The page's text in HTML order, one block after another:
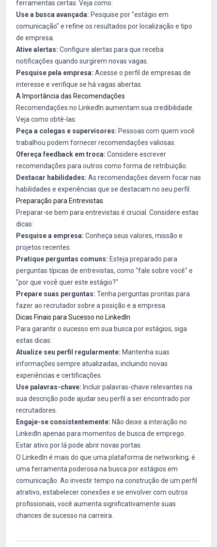
ferramentas certas. Veja como:
Use a busca avançada: Pesquise por "estágio em
comunicação" e refine os resultados por localização e tipo
de empresa.
Ative alertas: Configure alertas para que receba
notificações quando surgirem novas vagas.
Pesquise pela empresa: Acesse o perfil de empresas de
interesse e verifique se há vagas abertas.
A Importância das Recomendações
Recomendações no LinkedIn aumentam sua credibilidade.
Veja como obtê-las:
Peça a colegas e supervisores: Pessoas com quem você
trabalhou podem fornecer recomendações valiosas.
Ofereça feedback em troca: Considere escrever
recomendações para outros como forma de retribuição.
Destacar habilidades: As recomendações devem focar nas
habilidades e experiências que se destacam no seu perfil.
Preparação para Entrevistas
Preparar-se bem para entrevistas é crucial. Considere estas
dicas:
Pesquise a empresa: Conheça seus valores, missão e
projetos recentes.
Pratique perguntas comuns: Esteja preparado para
perguntas típicas de entrevistas, como "fale sobre você" e
"por que você quer este estágio?"
Prepare suas perguntas: Tenha perguntas prontas para
fazer ao recrutador sobre a posição e a empresa.
Dicas Finais para Sucesso no LinkedIn
Para garantir o sucesso em sua busca por estágios, siga
estas dicas:
Atualize seu perfil regularmente: Mantenha suas
informações sempre atualizadas, incluindo novas
experiências e certificações.
Use palavras-chave: Incluir palavras-chave relevantes na
sua descrição pode ajudar seu perfil a ser encontrado por
recrutadores.
Engaje-se consistentemente: Não deixe a interação no
LinkedIn apenas para momentos de busca de emprego.
Estar ativo por lá pode abrir novas portas.
O LinkedIn é mais do que uma plataforma de networking; é
uma ferramenta poderosa na busca por estágios em
comunicação. Ao investir tempo na construção de um perfil
atrativo, estabelecer conexões e se envolver com outros
profissionais, você aumenta significativamente suas
chances de sucesso na carreira.